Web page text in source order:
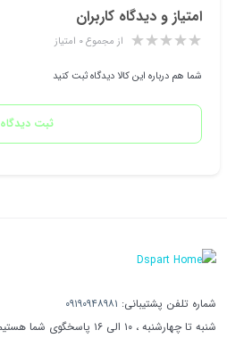
امتیاز و دیدگاه کاربران
از مجموع ۰ امتیاز
شما هم درباره این کالا دیدگاه ثبت کنید
ثبت دیدگاه
شماره تلفن پشتیبانی: ۰۹۱۹۰۹۴۸۹۸۱
شنبه تا چهارشنبه ، ۱۰ الی ۱۶ پاسخگوی شما هستیم